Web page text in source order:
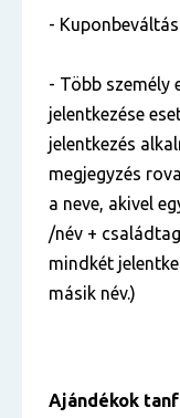
-
- Több személy
jelentkezése
jelentkezés
megjegyzés
a neve, akivel
/név +
mindkét
másik név.)
Ajándékok